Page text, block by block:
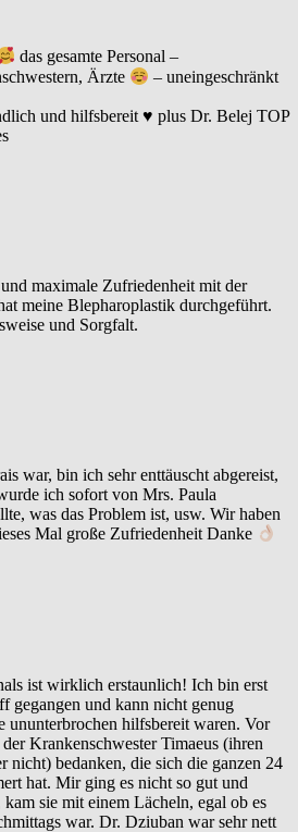
das gesamte Personal –
Ärzte
– uneingeschränkt
und hilfsbereit ♥️ plus Dr. Belej TOP
maximale Zufriedenheit mit der
meine Blepharoplastik durchgeführt.
und Sorgfalt.
war, bin ich sehr enttäuscht abgereist,
ich sofort von Mrs. Paula
was das Problem ist, usw. Wir haben
Mal große Zufriedenheit Danke
ist wirklich erstaunlich! Ich bin erst
gegangen und kann nicht genug
hilfsbereit waren. Vor
Krankenschwester Timaeus (ihren
nicht) bedanken, die sich die ganzen 24
hat. Mir ging es nicht so gut und
sie mit einem Lächeln, egal ob es
war. Dr. Dziuban war sehr nett